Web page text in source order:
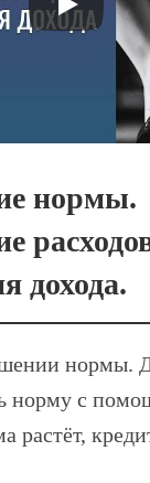
нормы.
дохода.
нормы.
норму с
растёт,